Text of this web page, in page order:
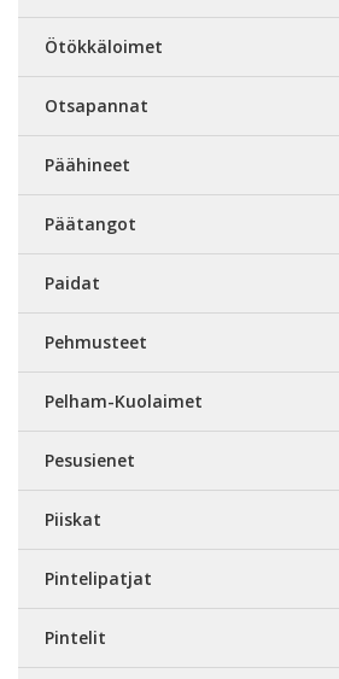
Ötökkäloimet
Otsapannat
Päähineet
Päätangot
Paidat
Pehmusteet
Pelham-Kuolaimet
Pesusienet
Piiskat
Pintelipatjat
Pintelit